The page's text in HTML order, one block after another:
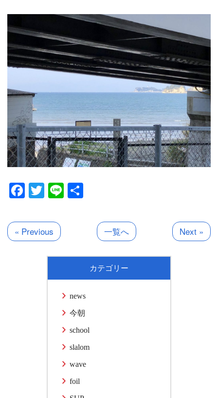
Facebook
Twitter
Line
« Previous 一覧へ Next »
カテゴリー
news
今朝
school
slalom
wave
foil